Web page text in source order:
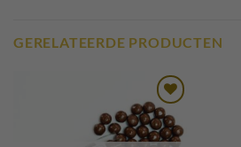
GERELATEERDE PRODUCTEN
Toevoegen
aan
verlanglijst